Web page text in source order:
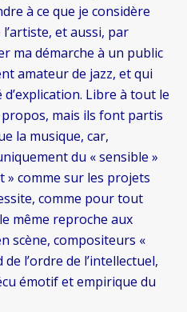
à ce que je considère
et aussi, par
ma démarche à un public
amateur de jazz, et qui
Libre à tout le
mais ils font partis
la musique, car,
du « sensible »
» comme sur les projets
comme pour tout
même reproche aux
scène, compositeurs «
l’ordre de l’intellectuel,
émotif et empirique du